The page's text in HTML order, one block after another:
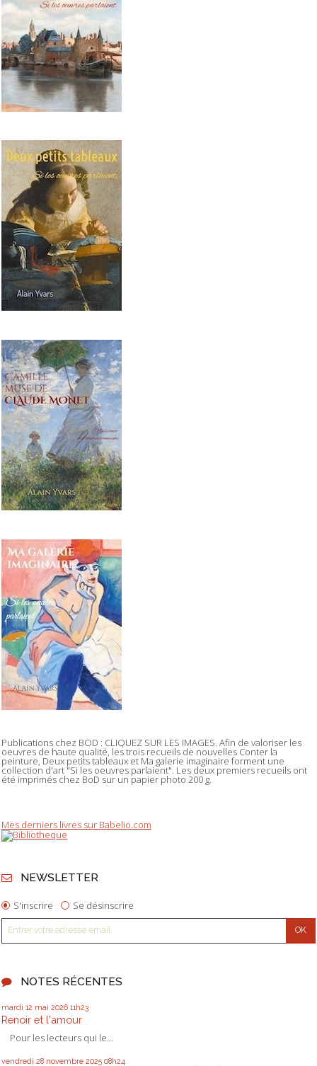
Publications chez BOD : CLIQUEZ SUR LES IMAGES. Afin de valoriser les
oeuvres de haute qualité, les trois recueils de nouvelles Conter la
peinture, Deux petits tableaux et Ma galerie imaginaire forment une
collection d'art "Si les oeuvres parlaient". Les deux premiers recueils ont
été imprimés chez BoD sur un papier photo 200 g.
Mes derniers livres sur Babelio.com
NEWSLETTER
S'inscrire Se désinscrire
NOTES RÉCENTES
mardi 12 mai 2026 11h23
Renoir et l'amour
Pour les lecteurs qui le...
vendredi 28 novembre 2025 08h24